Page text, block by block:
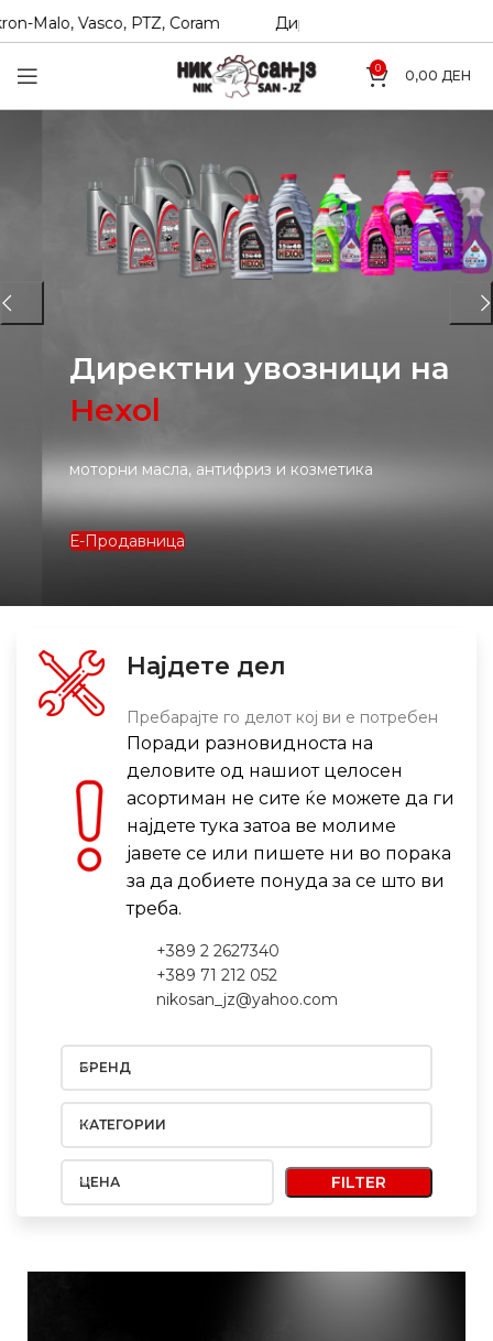
Vasco, PTZ, Coram Директни увозници на Hexol,
0 0,00 ДЕН
Директни увозници на
Hexol
моторни масла, антифриз и козметика
Е-Продавница
Најдете дел
Пребарајте го делот кој ви е потребен
Поради разновидноста на
деловите од нашиот целосен
асортиман не сите ќе можете да ги
најдете тука затоа ве молиме
јавете се или пишете ни во порака
за да добиете понуда за се што ви
треба.
+389 2 2627340
+389 71 212 052
nikosan_jz@yahoo.com
БРЕНД
КАТЕГОРИИ
ЦЕНА FILTER